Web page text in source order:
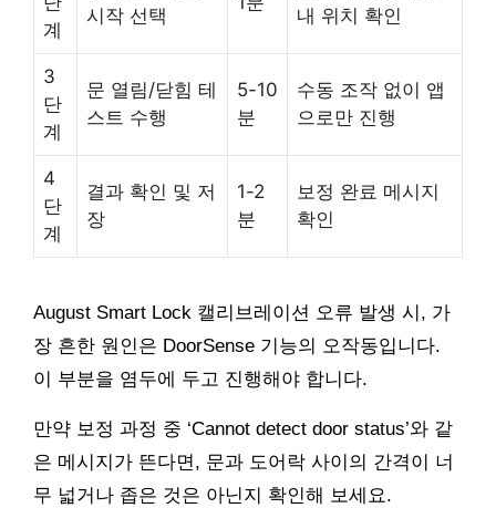
계
시작 선택
내 위치 확인
3
단
계
문 열림/닫힘 테
스트 수행
5-10
분
수동 조작 없이 앱
으로만 진행
4
단
계
결과 확인 및 저
장
1-2
분
보정 완료 메시지
확인
August Smart Lock 캘리브레이션 오류 발생 시, 가
장 흔한 원인은 DoorSense 기능의 오작동입니다.
이 부분을 염두에 두고 진행해야 합니다.
만약 보정 과정 중 ‘Cannot detect door status’와 같
은 메시지가 뜬다면, 문과 도어락 사이의 간격이 너
무 넓거나 좁은 것은 아닌지 확인해 보세요.